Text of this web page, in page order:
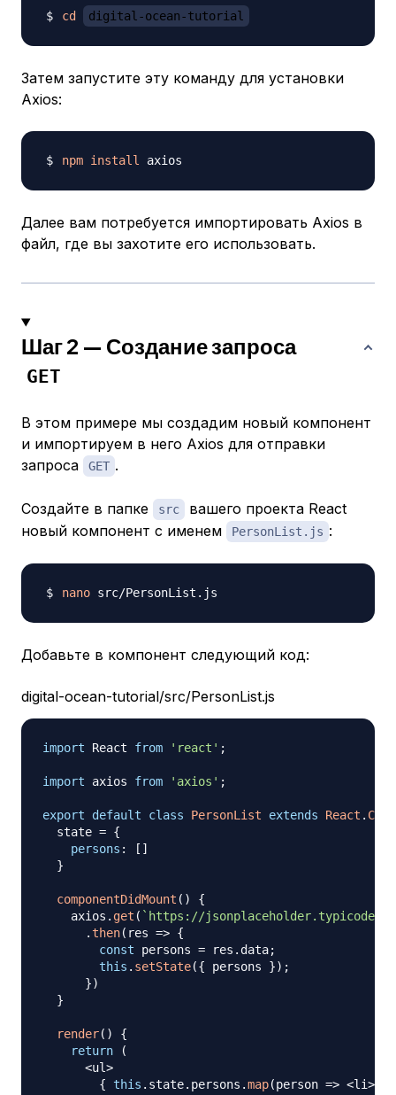
cd digital-ocean-tutorial
Затем запустите эту команду для установки
Axios:
npm install
Далее вам потребуется импортировать Axios в
файл, где вы захотите его использовать.
Шаг 2 — Создание запроса
GET
В этом примере мы создадим новый компонент
и импортируем в него Axios для отправки
запроса
GET .
Создайте в папке src
вашего проекта React
новый компонент с именем
PersonList.js :
nano
Добавьте в компонент следующий код:
digital-ocean-tutorial/src/PersonList.js
import React from 'react' ;
import axios from 'axios' ;
export default class PersonList extends React .
  state
= {
persons : [ ]
}
componentDidMount ( )
{
    axios
. get ( ` https://
.then( res => {
const persons = res . data;
this . setState({ persons }) ;
})
}
render( )
{
return
(
<ul>
{
this . state. persons .map(person => <li>